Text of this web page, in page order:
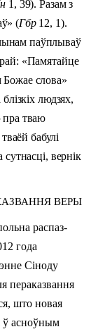
1, 39). Разам з
(Гбр12, 1).
паўплываў
«Памятайце
Божае слова»
людзях,
пра тваю
бабулі
вернік
ВЕРЫ
рас­паз­
го­да
Сіноду
пераказвання
што новая
ў асноўным